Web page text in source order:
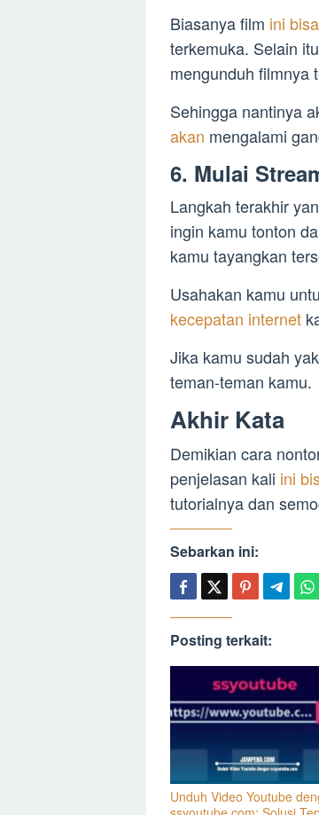
Biasanya film ini bisa
terkemuka. Selain
mengunduh filmnya
Sehingga nantinya
akan mengalami
6. Mulai
Langkah terakhir
ingin kamu tonton
kamu tayangkan
Usahakan kamu
kecepatan internet
Jika kamu sudah
teman-teman kamu.
Akhir Kata
Demikian cara
penjelasan kali ini
tutorialnya dan
Sebarkan ini:
Posting terkait:
Unduh Video Youtube